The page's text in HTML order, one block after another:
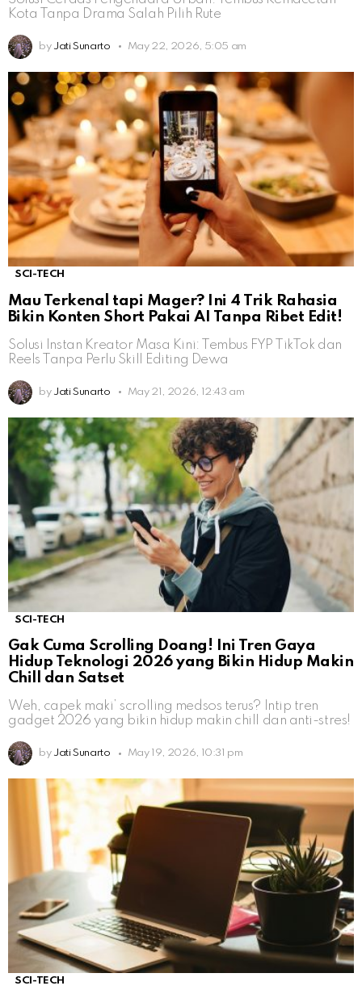
Kota Tanpa Drama Salah Pilih Rute
by Jati Sunarto May 22, 2026, 5:05 am
SCI-TECH
Mau Terkenal tapi Mager? Ini 4 Trik Rahasia
Bikin Konten Short Pakai AI Tanpa Ribet Edit!
Solusi Instan Kreator Masa Kini: Tembus FYP TikTok dan
Reels Tanpa Perlu Skill Editing Dewa
by Jati Sunarto May 21, 2026, 12:43 am
SCI-TECH
Gak Cuma Scrolling Doang! Ini Tren Gaya
Hidup Teknologi 2026 yang Bikin Hidup Makin
Chill dan Satset
Weh, capek maki’ scrolling medsos terus? Intip tren
gadget 2026 yang bikin hidup makin chill dan anti-stres!
by Jati Sunarto May 19, 2026, 10:31 pm
SCI-TECH